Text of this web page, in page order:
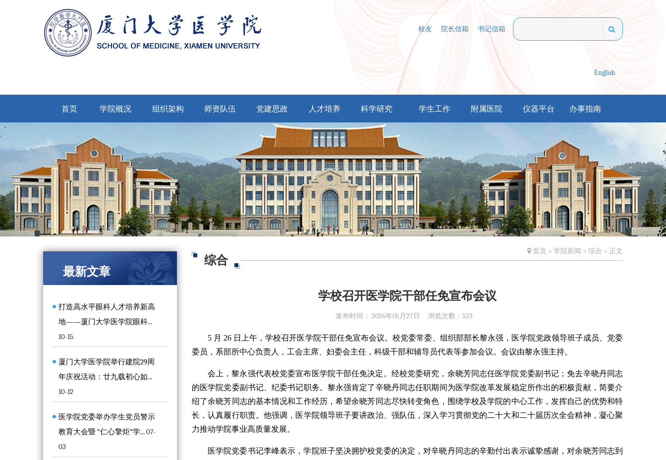
校友 院长信箱 书记信箱
English
首页 学院概况 组织架构 师资队伍 党建思政 人才培养 科学研究 学生工作 附属医院 仪器平台 办事指南
最新文章
打造高水平眼科人才培养新高
地——厦门大学医学院眼科...
10-15
厦门大学医学院举行建院29周
年庆祝活动：廿九载初心如...
10-12
医学院党委举办学生党员警示
教育大会暨 “仁心擎炬”学...07-
03
综合
首页 > 学院新闻 > 综合 > 正文
学校召开医学院干部任免宣布会议
发布时间： 2026年05月27日 浏览次数： 523
5 月 26 日上午，学校召开医学院干部任免宣布会议。校党委常委、组织部部长黎永强，医学院党政领导班子成员、党委
委员，系部所中心负责人，工会主席、妇委会主任，科级干部和辅导员代表等参加会议。会议由黎永强主持。
会上，黎永强代表校党委宣布医学院干部任免决定。经校党委研究，余晓芳同志任医学院党委副书记；免去辛晓丹同志
的医学院党委副书记、纪委书记职务。黎永强肯定了辛晓丹同志任职期间为医学院改革发展稳定所作出的积极贡献，简要介
绍了余晓芳同志的基本情况和工作经历，希望余晓芳同志尽快转变角色，围绕学校及学院的中心工作，发挥自己的优势和特
长，认真履行职责。他强调，医学院领导班子要讲政治、强队伍，深入学习贯彻党的二十大和二十届历次全会精神，凝心聚
力推动学院事业高质量发展。
医学院党委书记李峰表示，学院班子坚决拥护校党委的决定，对辛晓丹同志的辛勤付出表示诚挚感谢，对余晓芳同志到